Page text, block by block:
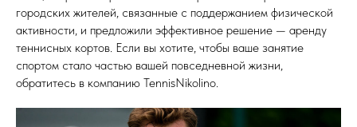
городских жителей, связанные с поддержанием физической
активности, и предложили эффективное решение — аренду
теннисных кортов. Если вы хотите, чтобы ваше занятие
спортом стало частью вашей повседневной жизни,
обратитесь в компанию TennisNikolino.